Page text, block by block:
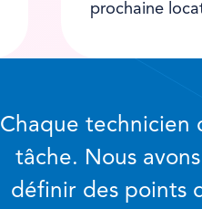
prochaine
Chaque technicien
tâche. Nous
définir des points